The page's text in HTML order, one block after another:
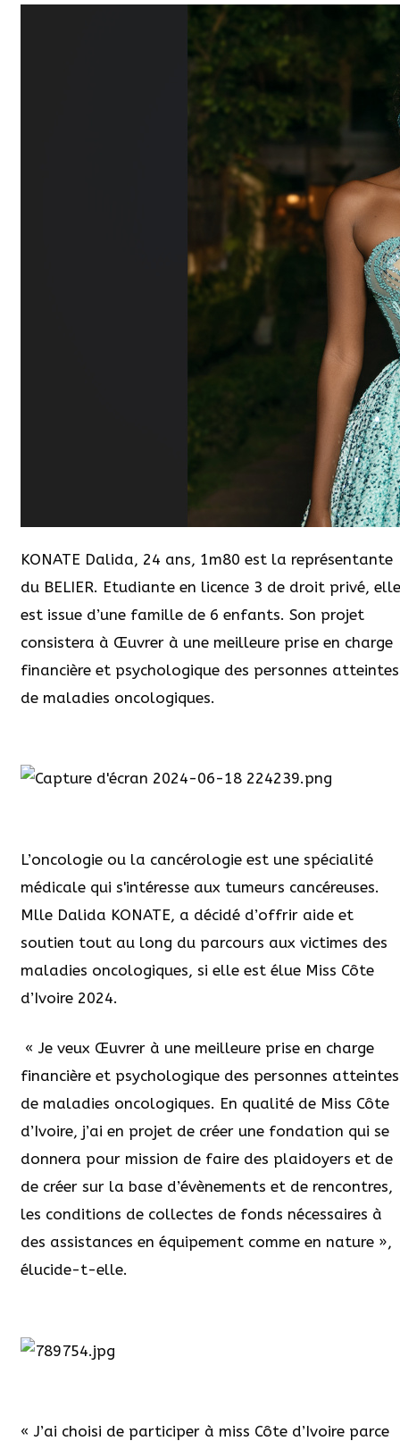
KONATE Dalida, 24 ans, 1m80 est la représentante
du BELIER. Etudiante en licence 3 de droit privé, elle
est issue d’une famille de 6 enfants. Son projet
consistera à Œuvrer à une meilleure prise en charge
financière et psychologique des personnes atteintes
de maladies oncologiques.
L’oncologie ou la cancérologie est une spécialité
médicale qui s'intéresse aux tumeurs cancéreuses.
Mlle Dalida KONATE, a décidé d’offrir aide et
soutien tout au long du parcours aux victimes des
maladies oncologiques, si elle est élue Miss Côte
d’Ivoire 2024.
« Je veux Œuvrer à une meilleure prise en charge
financière et psychologique des personnes atteintes
de maladies oncologiques. En qualité de Miss Côte
d’Ivoire, j’ai en projet de créer une fondation qui se
donnera pour mission de faire des plaidoyers et de
de créer sur la base d’évènements et de rencontres,
les conditions de collectes de fonds nécessaires à
des assistances en équipement comme en nature »,
élucide-t-elle.
« J’ai choisi de participer à miss Côte d’Ivoire parce